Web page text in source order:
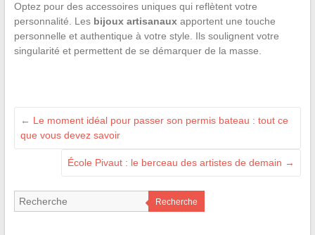
Optez pour des accessoires uniques qui reflètent votre
personnalité. Les bijoux artisanauxapportent une touche
personnelle et authentique à votre style. Ils soulignent votre
singularité et permettent de se démarquer de la masse.
← Le moment idéal pour passer son permis bateau : tout ce
que vous devez savoir
École Pivaut : le berceau des artistes de demain →
Recherche